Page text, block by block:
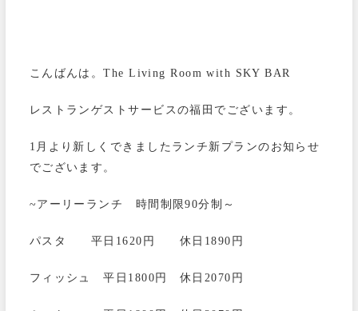
こんばんは。The Living Room with SKY BAR
レストランゲストサービスの福田でございます。
1月より新しくできましたランチ新プランのお知らせ
でございます。
~アーリーランチ 時間制限90分制～
パスタ 平日1620円 休日1890円
フィッシュ 平日1800円 休日2070円